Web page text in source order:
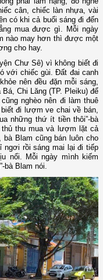
cân, chiếc làn nhựa, vài
có khi cả buổi sáng đi đến
mua được gì. Mỗi ngày
nào may hơn thì được một
cho hay.
Chư Sê) vì không biết đi
với chiếc gùi. Đất đai canh
nên đều đặn mỗi sáng,
Chi Lăng (TP. Pleiku) để
nghèo nên đi làm thuê
đi lượm ve chai về bán,
những thứ ít tiền thôi”-bà
thu mua và lượm lặt cả
Blam cũng bán luôn cho
ngơi rồi sáng mai lại đi tiếp
nổi. Mỗi ngày mình kiếm
bà Blam nói.